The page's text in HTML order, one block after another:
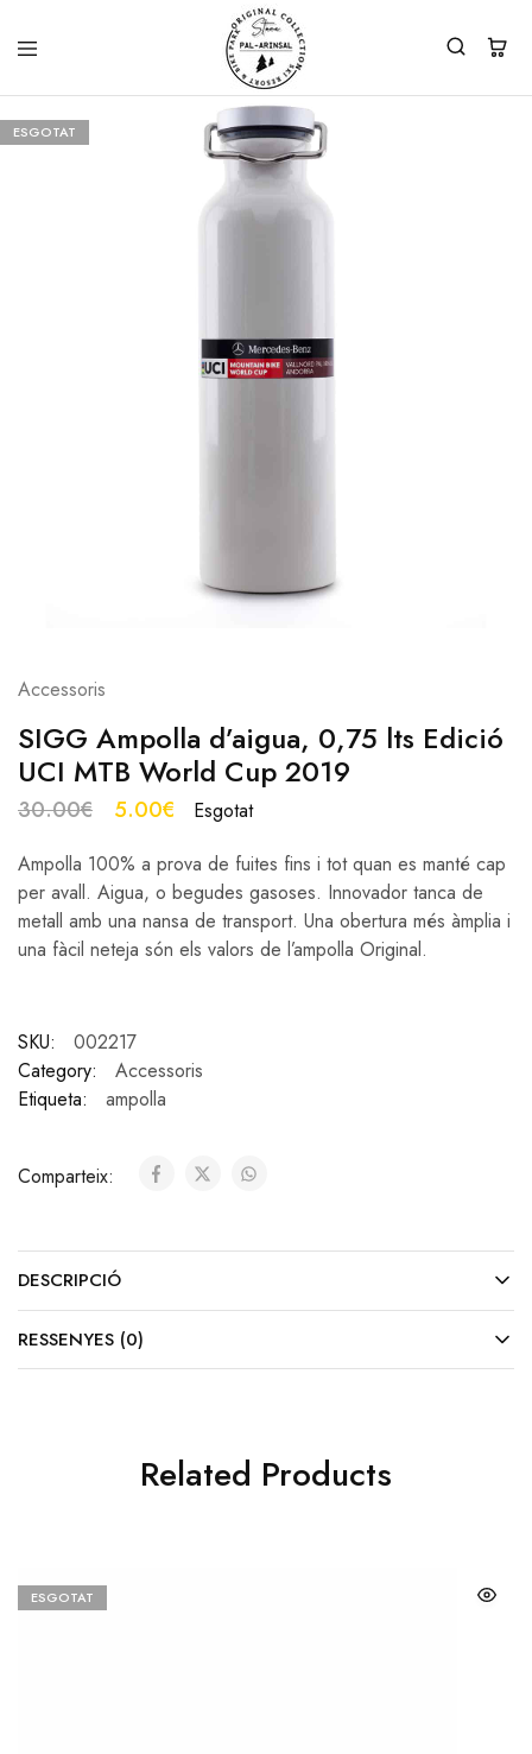
ESGOTAT
Accessoris
SIGG Ampolla d’aigua, 0,75 lts Edició
UCI MTB World Cup 2019
30.00€ 5.00€
Esgotat
Ampolla 100% a prova de fuites fins i tot quan es manté cap
per avall. Aigua, o begudes gasoses. Innovador tanca de
metall amb una nansa de transport. Una obertura més àmplia i
una fàcil neteja són els valors de l’ampolla Original.
SKU:
002217
Category:
Accessoris
Etiqueta:
ampolla
Comparteix:
DESCRIPCIÓ
RESSENYES (0)
Related Products
ESGOTAT